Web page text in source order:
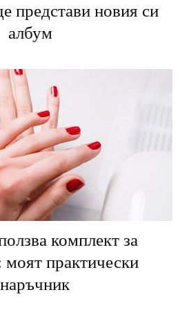
представи новия си
албум
комплект за
практически
наръчник